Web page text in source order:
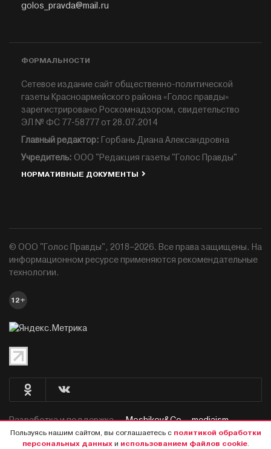
golos_pravda@mail.ru
ФОРМАЛЬНОСТИ
Сетевое издание сайт общественно-политической
газеты Красноармейского района «Голос правды»
зарегистрировано Роскомнадзором, свидетельство
ЭЛ № ФС 77-58777 от 28.07.2014
Главный редактор: Горбань Диана Александровна
Учредитель: ООО "Редакция газеты "Голос Правды"
НОРМАТИВНЫЕ ДОКУМЕНТЫ
© ООО "Голос Правды", 2018–2026. Все права защищены. На
информационном ресурсе применяются рекомендательные
технологии.
12+
Разработка и поддержка —Moshikov&Co. - mediaism.
Пользуясь нашим сайтом, вы соглашаетесь с политикой обработки
персональных данныхи использованием файлов cookie.